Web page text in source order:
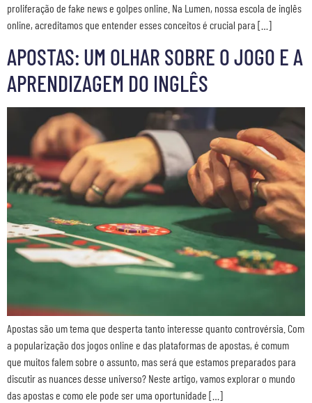
proliferação de fake news e golpes online. Na Lumen, nossa escola de inglês
online, acreditamos que entender esses conceitos é crucial para […]
APOSTAS: UM OLHAR SOBRE O JOGO E A
APRENDIZAGEM DO INGLÊS
Apostas são um tema que desperta tanto interesse quanto controvérsia. Com
a popularização dos jogos online e das plataformas de apostas, é comum
que muitos falem sobre o assunto, mas será que estamos preparados para
discutir as nuances desse universo? Neste artigo, vamos explorar o mundo
das apostas e como ele pode ser uma oportunidade […]